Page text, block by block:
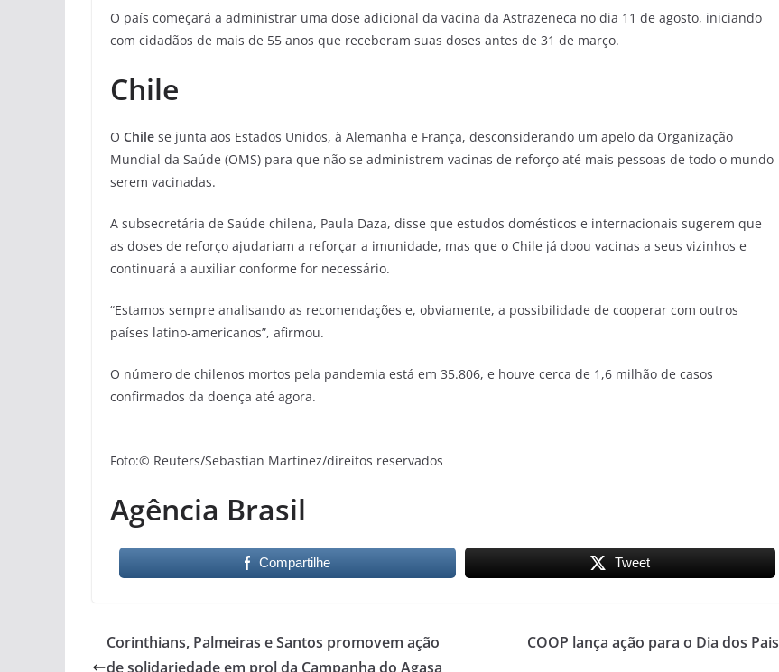
O país começará a administrar uma dose adicional da vacina da Astrazeneca no dia 11 de agosto, iniciando
com cidadãos de mais de 55 anos que receberam suas doses antes de 31 de março.
Chile
O Chile se junta aos Estados Unidos, à Alemanha e França, desconsiderando um apelo da Organização
Mundial da Saúde (OMS) para que não se administrem vacinas de reforço até mais pessoas de todo o mundo
serem vacinadas.
A subsecretária de Saúde chilena, Paula Daza, disse que estudos domésticos e internacionais sugerem que
as doses de reforço ajudariam a reforçar a imunidade, mas que o Chile já doou vacinas a seus vizinhos e
continuará a auxiliar conforme for necessário.
“Estamos sempre analisando as recomendações e, obviamente, a possibilidade de cooperar com outros
países latino-americanos”, afirmou.
O número de chilenos mortos pela pandemia está em 35.806, e houve cerca de 1,6 milhão de casos
confirmados da doença até agora.
Foto:© Reuters/Sebastian Martinez/direitos reservados
Agência Brasil
Compartilhe Tweet
Corinthians, Palmeiras e Santos promovem ação
de solidariedade em prol da Campanha do Agasa
COOP lança ação para o Dia dos Pais